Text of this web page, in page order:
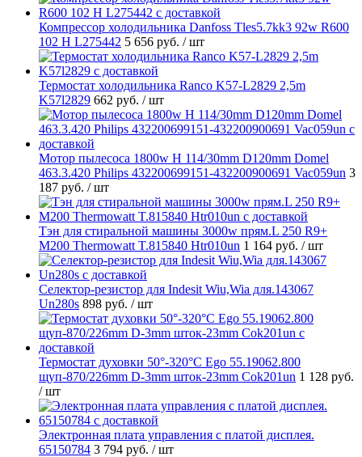
Компрессор холодильника Danfoss Tles5.7kk3 92w R600
102 H L275442 5 656 руб. / шт
Термостат холодильника Ranco K57-L2829 2,5m
K57l2829 662 руб. / шт
Мотор пылесоса 1800w H 114/30mm D120mm Domel
463.3.420 Philips 432200699151-432200900691 Vac059un 3
187 руб. / шт
Тэн для стиральной машины 3000w прям.L 250 R9+
M200 Thermowatt T.815840 Htr010un 1 164 руб. / шт
Селектор-резистор для Indesit Wiu,Wia для.143067
Un280s 898 руб. / шт
Термостат духовки 50°-320°C Ego 55.19062.800
щуп-870/226mm D-3mm шток-23mm Cok201un 1 128 руб.
/ шт
Электронная плата управления с платой дисплея.
65150784 3 794 руб. / шт